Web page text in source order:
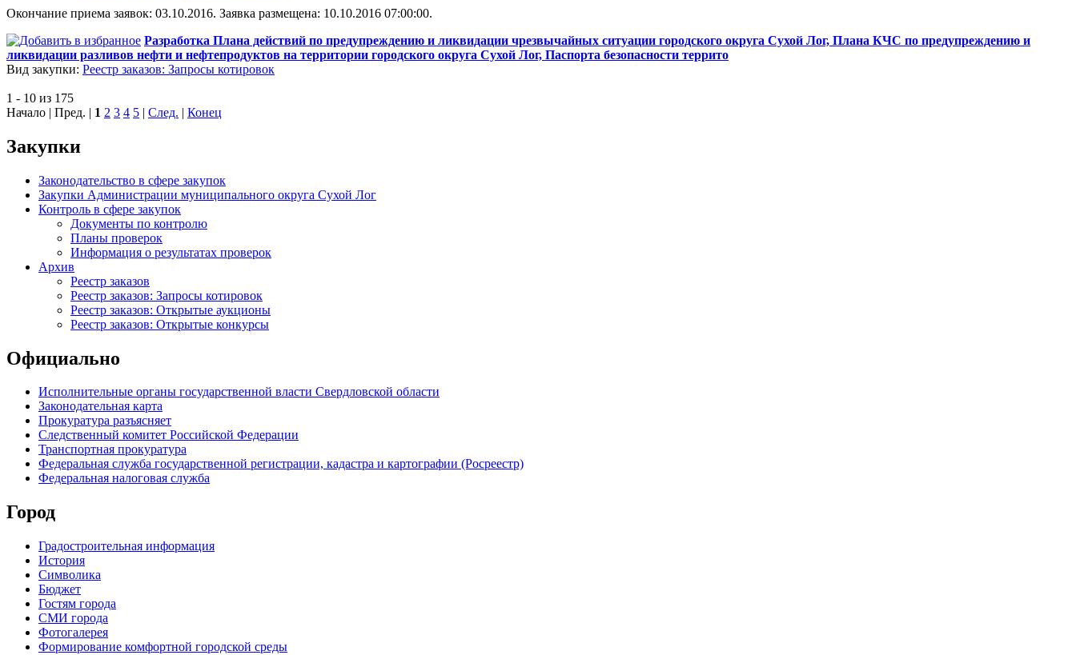
Окончание приема заявок: 03.10.2016. Заявка размещена: 10.10.2016 07:00:00.
Разработка Плана действий по предупреждению и ликвидации чрезвычайных ситуации городского округа Сухой Лог, Плана КЧС по предупреждению и
ликвидации разливов нефти и нефтепродуктов на территории городского округа Сухой Лог, Паспорта безопасности террито
Вид закупки: Реестр заказов: Запросы котировок
1 - 10 из 175
Начало | Пред. | 1 2 3 4 5 | След. | Конец
Закупки
Законодательство в сфере закупок
Закупки Администрации муниципального округа Сухой Лог
Контроль в сфере закупок
Документы по контролю
Планы проверок
Информация о результатах проверок
Архив
Реестр заказов
Реестр заказов: Запросы котировок
Реестр заказов: Открытые аукционы
Реестр заказов: Открытые конкурсы
Официально
Исполнительные органы государственной власти Свердловской области
Законодательная карта
Прокуратура разъясняет
Следственный комитет Российской Федерации
Транспортная прокуратура
Федеральная служба государственной регистрации, кадастра и картографии (Росреестр)
Федеральная налоговая служба
Город
Градостроительная информация
История
Символика
Бюджет
Гостям города
СМИ города
Фотогалерея
Формирование комфортной городской среды